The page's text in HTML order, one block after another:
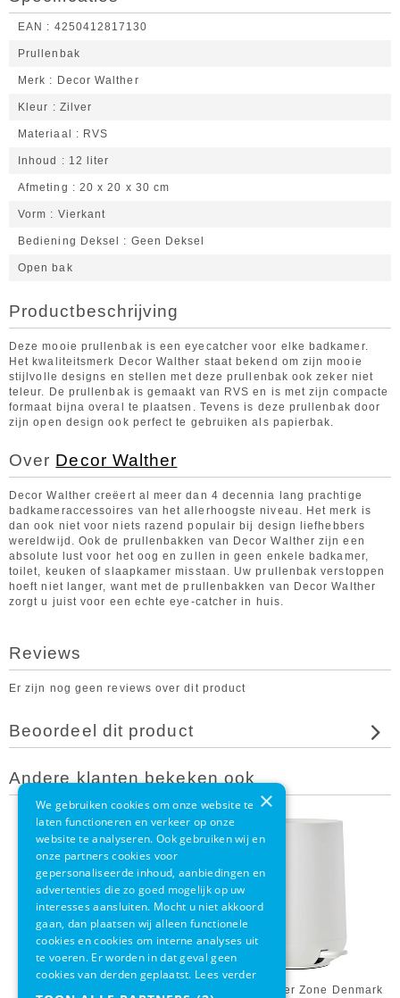
EAN 4250412817130
Prullenbak
Merk Decor Walther
Kleur Zilver
Materiaal RVS
Inhoud 12 liter
Afmeting 20 x 20 x 30 cm
Vorm Vierkant
Bediening Deksel Geen Deksel
Open bak
Productbeschrijving
Deze mooie prullenbak is een eyecatcher voor elke badkamer.
Het kwaliteitsmerk Decor Walther staat bekend om zijn mooie
stijlvolle designs en stellen met deze prullenbak ook zeker niet
teleur. De prullenbak is gemaakt van RVS en is met zijn compacte
formaat bijna overal te plaatsen. Tevens is deze prullenbak door
zijn open design ook perfect te gebruiken als papierbak.
Over Decor Walther
Decor Walther creëert al meer dan 4 decennia lang prachtige
badkameraccessoires van het allerhoogste niveau. Het merk is
dan ook niet voor niets razend populair bij design liefhebbers
wereldwijd. Ook de prullenbakken van Decor Walther zijn een
absolute lust voor het oog en zullen in geen enkele badkamer,
toilet, keuken of slaapkamer misstaan. Uw prullenbak verstoppen
hoeft niet langer, want met de prullenbakken van Decor Walther
zorgt u juist voor een echte eye-catcher in huis.
Reviews
Er zijn nog geen reviews over dit product
Beoordeel dit product
Andere klanten bekeken ook
Pedaalemmer Zone Denmark
×
We gebruiken cookies om onze website te
laten functioneren en verkeer op onze
website te analyseren. Ook gebruiken wij en
onze partners cookies voor
gepersonaliseerde inhoud, aanbiedingen en
advertenties die zo goed mogelijk op uw
interesses aansluiten. Mocht u niet akkoord
gaan, dan plaatsen wij alleen functionele
cookies en cookies om interne analyses uit
te voeren. Er worden in dat geval geen
cookies van derden geplaatst. Lees verder